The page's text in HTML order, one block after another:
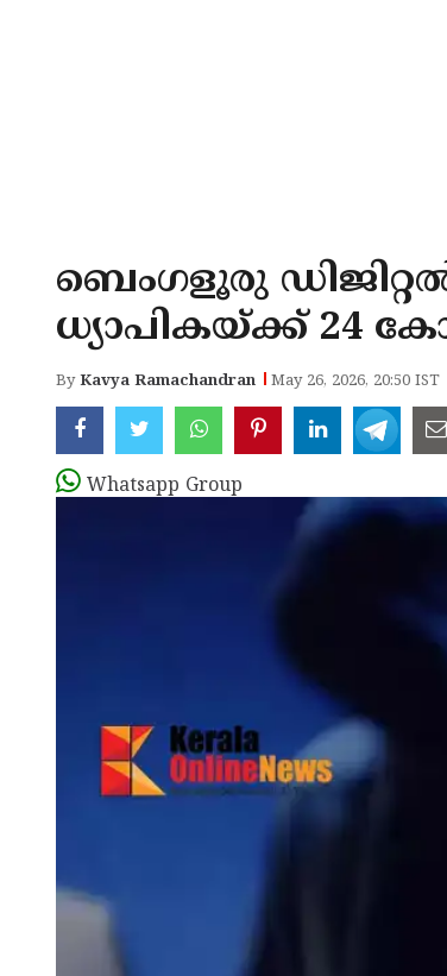
ബെംഗളൂരു ഡിജിറ്റൽ
ധ്യാപികയ്ക്ക് 24
ByKavya Ramachandran May 26, 2026, 20:50 IST
Whatsapp Group